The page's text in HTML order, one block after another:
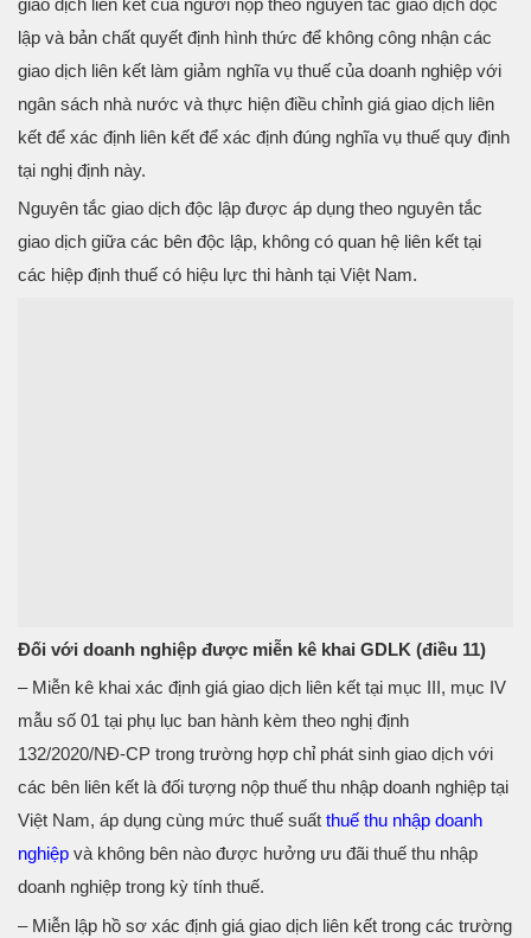
lập và bản chất quyết định hình thức để không công nhận các
giao dịch liên kết làm giảm nghĩa vụ thuế của doanh nghiệp với
ngân sách nhà nước và thực hiện điều chỉnh giá giao dịch liên
kết để xác định liên kết để xác định đúng nghĩa vụ thuế quy định
tại nghị định này.
Nguyên tắc giao dịch độc lập được áp dụng theo nguyên tắc
giao dịch giữa các bên độc lập, không có quan hệ liên kết tại
các hiệp định thuế có hiệu lực thi hành tại Việt Nam.
Đối với doanh nghiệp được miễn kê khai GDLK (điều 11)
– Miễn kê khai xác định giá giao dịch liên kết tại mục III, mục IV
mẫu số 01 tại phụ lục ban hành kèm theo nghị định
132/2020/NĐ-CP trong trường hợp chỉ phát sinh giao dịch với
các bên liên kết là đối tượng nộp thuế thu nhập doanh nghiệp tại
Việt Nam, áp dụng cùng mức thuế suất thuế thu nhập doanh
nghiệp và không bên nào được hưởng ưu đãi thuế thu nhập
doanh nghiệp trong kỳ tính thuế.
– Miễn lập hồ sơ xác định giá giao dịch liên kết trong các trường